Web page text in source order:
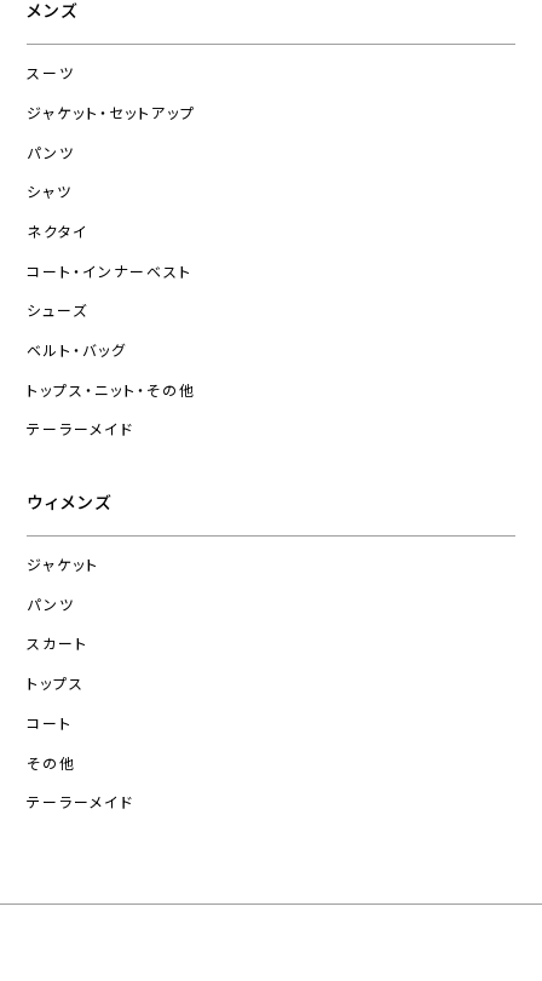
メンズ
スーツ
ジャケット・セットアップ
パンツ
シャツ
ネクタイ
コート・インナーベスト
シューズ
ベルト・バッグ
トップス・ニット・その他
テーラーメイド
ウィメンズ
ジャケット
パンツ
スカート
トップス
コート
その他
テーラーメイド